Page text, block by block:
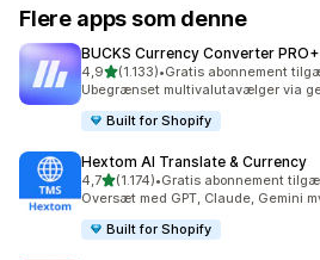
Flere apps som denne
BUCKS Currency Converter
4,9ud af 5 stjerner
(1.133)
1133 anmeldelser i alt
•Gratis abonnement
Ubegrænset multivalutavælger via
Built for Shopify
Hextom AI Translate & Currency
4,7ud af 5 stjerner
(1.174)
1174 anmeldelser i alt
•Gratis abonnement
Oversæt med GPT, Claude, Gemini
Built for Shopify